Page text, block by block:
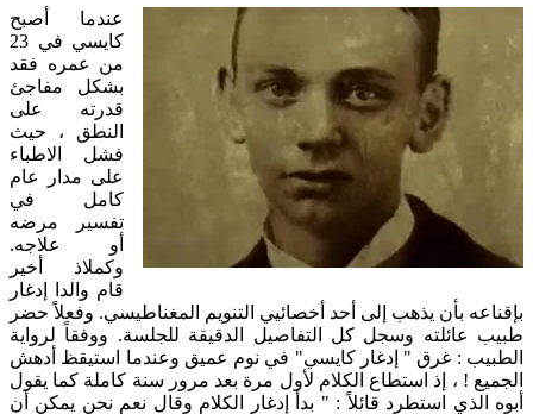
عندما أصبح
كايسي في 23
من عمره فقد
بشكل مفاجئ
قدرته على
النطق ، حيث
فشل الاطباء
على مدار عام
كامل في
تفسير مرضه
أو علاجه.
وكملاذ أخير
قام والدا إدغار
بإقناعه بأن يذهب إلى أحد أخصائيي التنويم المغناطيسي. وفعلاً حضر
طبيب عائلته وسجل كل التفاصيل الدقيقة للجلسة. ووفقاً لرواية
الطبيب : غرق " إدغار كايسي" في نوم عميق وعندما استيقظ أدهش
الجميع ! ، إذ استطاع الكلام لأول مرة بعد مرور سنة كاملة كما يقول
أبوه الذي استطرد قائلاً : " بدأ إدغار الكلام وقال نعم نحن يمكن أن